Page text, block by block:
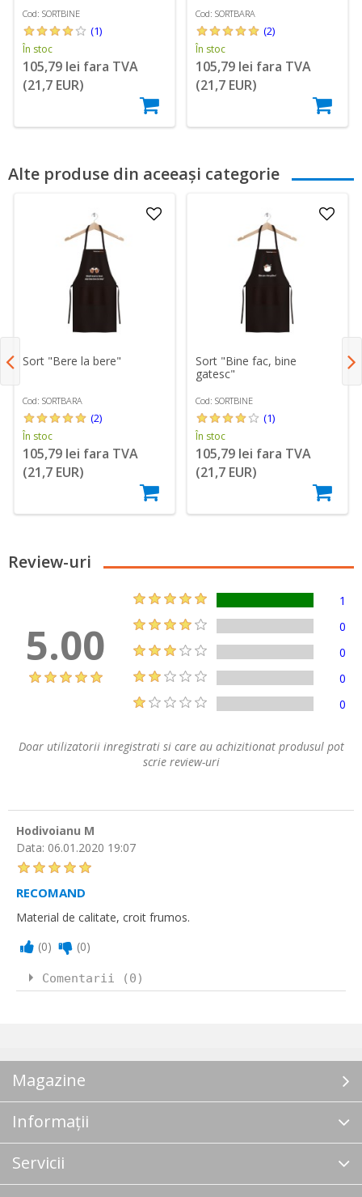
Cod: SORTBINE
(1)
În stoc
105,79 lei fara TVA
(21,7 EUR)
Cod: SORTBARA
(2)
În stoc
105,79 lei fara TVA
(21,7 EUR)
Alte produse din aceeași categorie
Sort "Bere la bere"
Cod: SORTBARA
(2)
În stoc
105,79 lei fara TVA
(21,7 EUR)
Sort "Bine fac, bine
gatesc"
Cod: SORTBINE
(1)
În stoc
105,79 lei fara TVA
(21,7 EUR)
Review-uri
5.00
1
0
0
0
0
Doar utilizatorii inregistrati si care au achizitionat produsul pot
scrie review-uri
Hodivoianu M
Data: 06.01.2020 19:07
RECOMAND
Material de calitate, croit frumos.
(0) (0)
Comentarii (0)
Magazine
Informații
Servicii